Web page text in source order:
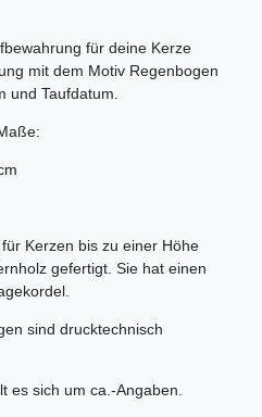
für deine Kerze
mit dem Motiv Regenbogen
und Taufdatum.
Kerzen bis zu einer Höhe
gefertigt. Sie hat einen
sind drucktechnisch
es sich um ca.-Angaben.